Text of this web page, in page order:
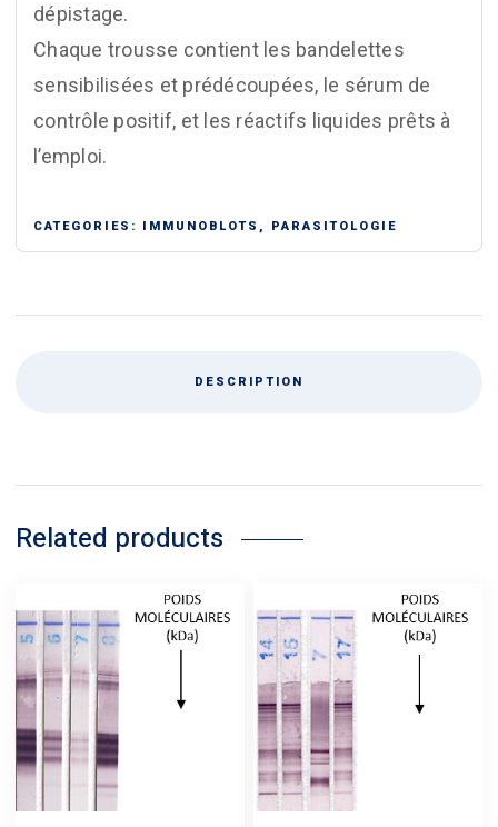
dépistage.
Chaque trousse contient les bandelettes
sensibilisées et prédécoupées, le sérum de
contrôle positif, et les réactifs liquides prêts à
l’emploi.
CATEGORIES: IMMUNOBLOTS , PARASITOLOGIE
DESCRIPTION
Related products